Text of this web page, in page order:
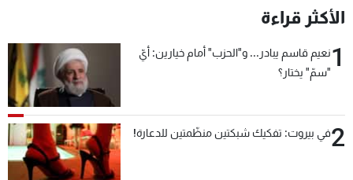
الأكثر قراءة
1نعيم قاسم يبادر... و"الحزب" أمام خيارين: أيّ
"سمّ" يختار؟
2في بيروت: تفكيك شبكتين منظّمتين للدعارة!
عن MTV
الإنـتـاج
شروط الإسـتخدام
سياسة الخصوصية